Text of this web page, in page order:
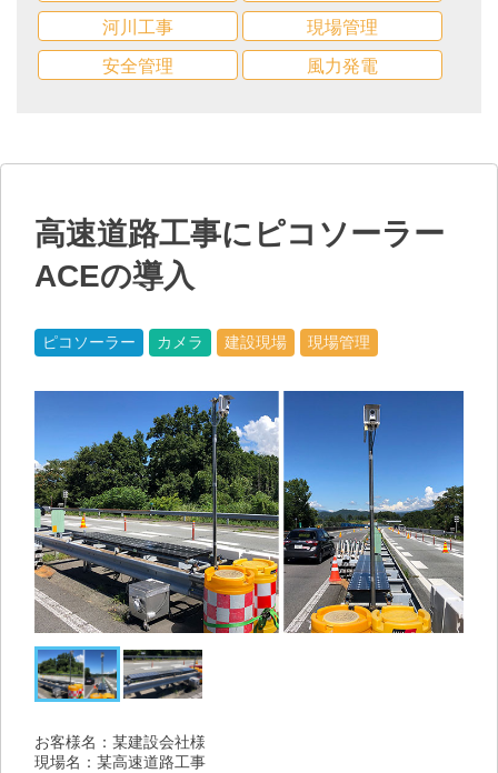
河川工事 現場管理
安全管理 風力発電
高速道路工事にピコソーラー
ACEの導入
カメラ
ピコソーラー 建設現場 現場管理
お客様名：某建設会社様
現場名：某高速道路工事